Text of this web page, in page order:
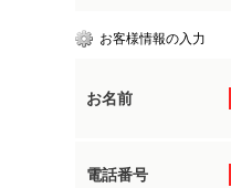
お客様情報の入力
お名前
電話番号